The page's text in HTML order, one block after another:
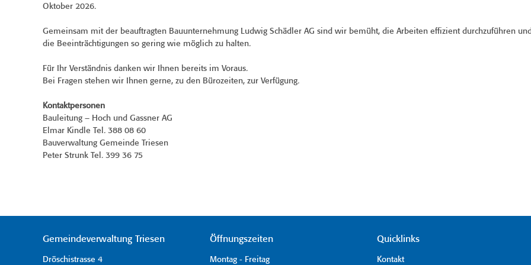
Oktober 2026.
Gemeinsam mit der beauftragten Bauunternehmung Ludwig Schädler AG sind wir bemüht, die Arbeiten effizient durchzuführen
die Beeinträchtigungen so gering wie möglich zu halten.
Für Ihr Verständnis danken wir Ihnen bereits im Voraus.
Bei Fragen stehen wir Ihnen gerne, zu den Bürozeiten, zur Verfügung.
Kontaktpersonen
Bauleitung – Hoch und Gassner AG
Elmar Kindle Tel. 388 08 60
Bauverwaltung Gemeinde Triesen
Peter Strunk Tel. 399 36 75
Gemeindeverwaltung Triesen
Dröschistrasse 4
Öffnungszeiten
Montag - Freitag
Quicklinks
Kontakt